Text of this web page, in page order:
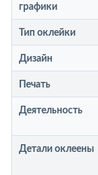
графики
Тип оклейки
Дизайн
Печать
Деятельность
Детали оклеены